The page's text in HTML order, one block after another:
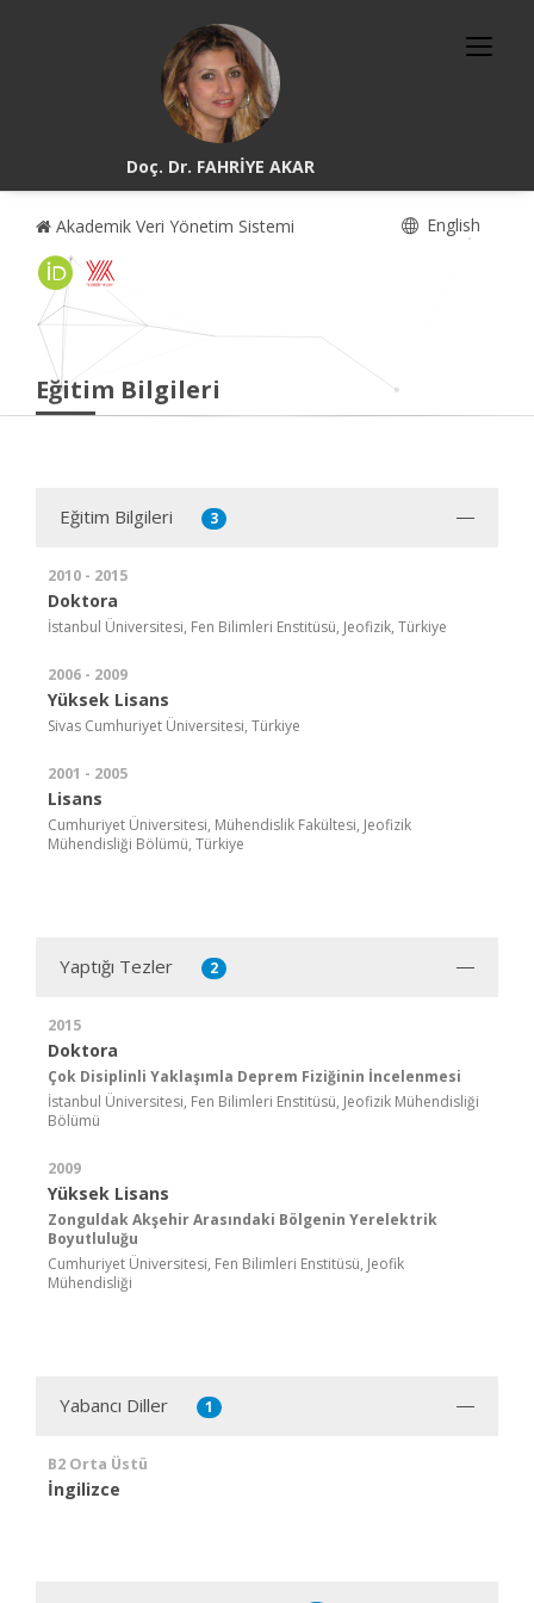
Doç. Dr. FAHRİYE AKAR
Akademik Veri Yönetim Sistemi English
Eğitim Bilgileri
Eğitim Bilgileri 3
2010 - 2015
Doktora
İstanbul Üniversitesi, Fen Bilimleri Enstitüsü, Jeofizik, Türkiye
2006 - 2009
Yüksek Lisans
Sivas Cumhuriyet Üniversitesi, Türkiye
2001 - 2005
Lisans
Cumhuriyet Üniversitesi, Mühendislik Fakültesi, Jeofizik
Mühendisliği Bölümü, Türkiye
Yaptığı Tezler 2
2015
Doktora
Çok Disiplinli Yaklaşımla Deprem Fiziğinin İncelenmesi
İstanbul Üniversitesi, Fen Bilimleri Enstitüsü, Jeofizik Mühendisliği
Bölümü
2009
Yüksek Lisans
Zonguldak Akşehir Arasındaki Bölgenin Yerelektrik
Boyutluluğu
Cumhuriyet Üniversitesi, Fen Bilimleri Enstitüsü, Jeofik
Mühendisliği
Yabancı Diller 1
B2 Orta Üstü
İngilizce